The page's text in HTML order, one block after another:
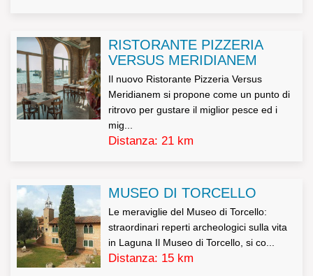
L’interessato potrà esercitare tutti i diritti di cui all’art. 7
del DL 196/2003 (tra cui i diritti di accesso, rettifica,
aggiornamento, di opposizione al trattamento e di
ai dati personali ed altri diritti
1. L’interessato ha diritto di ottenere la conferma
dell’esistenza o meno di dati personali che lo riguardano,
RISTORANTE PIZZERIA
VERSUS MERIDIANEM
Il nuovo Ristorante Pizzeria Versus
Meridianem si propone come un punto di
ritrovo per gustare il miglior pesce ed i
mig...
Distanza: 21 km
MUSEO DI TORCELLO
Le meraviglie del Museo di Torcello:
straordinari reperti archeologici sulla vita
in Laguna Il Museo di Torcello, si co...
Distanza: 15 km